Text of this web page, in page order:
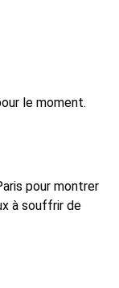
le moment.
pour montrer
à souffrir de